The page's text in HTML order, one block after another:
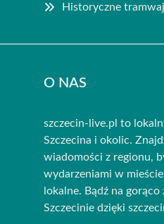
Historyczne
O NAS
szczecin-live.pl to
Szczecina i okolic.
wiadomości z regionu,
wydarzeniami w
lokalne. Bądź na
Szczecinie dzięki